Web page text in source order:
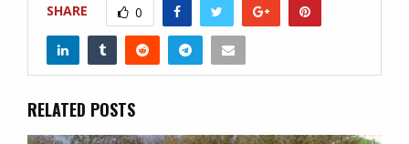
SHARE 0
RELATED POSTS